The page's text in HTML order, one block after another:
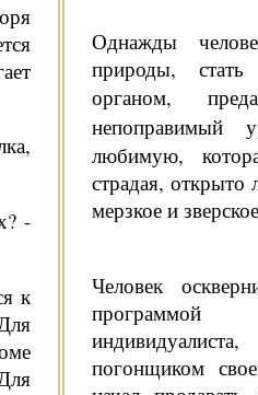
-
к
Однажды
природы, стать
органом,
непоправимый
любимую,
страдая, открыто
мерзкое и
Человек
программой
погонщиком